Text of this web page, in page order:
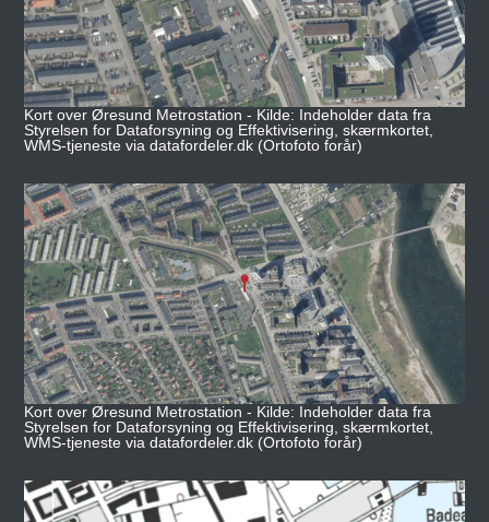
Kort over Øresund Metrostation - Kilde: Indeholder data fra
Styrelsen for Dataforsyning og Effektivisering, skærmkortet,
WMS-tjeneste via datafordeler.dk (Ortofoto forår)
Kort over Øresund Metrostation - Kilde: Indeholder data fra
Styrelsen for Dataforsyning og Effektivisering, skærmkortet,
WMS-tjeneste via datafordeler.dk (Ortofoto forår)